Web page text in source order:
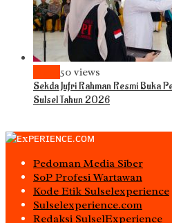
50 views
Sekda Jufri Rahman Resmi Buka
Sulsel Tahun 2026
Pedoman Media Siber
S0P Profesi Wartawan
Kode Etik Sulselexperience
Sulselexperience.com
Redaksi SulselExperience